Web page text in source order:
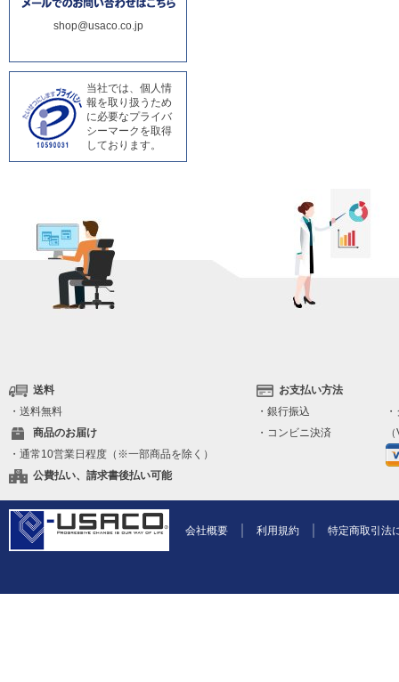
shop@usaco.co.jp
当社では、個人情
報を取り扱うため
に必要なプライバ
シーマークを取得
しております。
送料
・送料無料
商品のお届け
・通常10営業日程度（※一部商品を除く）
公費払い、請求書後払い可能
お支払い方法
・銀行振込
・コンビニ決済
会社概要 利用規約 特定商取引法